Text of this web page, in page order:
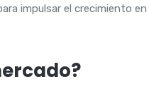
impulsar el crecimiento en